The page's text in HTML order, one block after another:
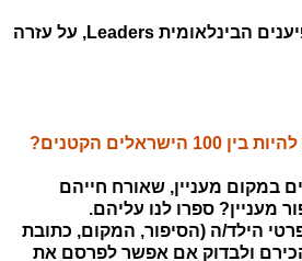
תודה לסוכנות המשפיענים הבינלאומית Leaders, על עזרה
בין 100 הישראלים הקטנים ?
7-8, שחיים במקום מעניין, שאורח חייהם
מעניין? ספרו לנו עליהם.
הילד/ה (הסיפור, המקום, כתובת
ולבדוק אם אפשר לפרסם את